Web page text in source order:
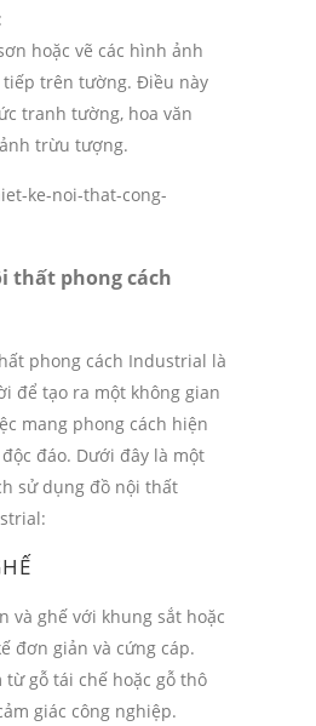
hoặc vẽ các hình ảnh
tiếp trên tường. Điều này
tranh tường, hoa văn
trừu tượng.
thất phong cách
phong cách Industrial là
để tạo ra một không gian
mang phong cách hiện
đáo. Dưới đây là một
sử dụng đồ nội thất
và ghế với khung sắt hoặc
đơn giản và cứng cáp.
từ gỗ tái chế hoặc gỗ thô
giác công nghiệp.